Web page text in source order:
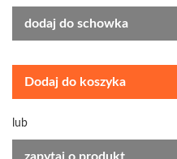
dodaj do schowka
Dodaj do koszyka
lub
zapytaj o produkt